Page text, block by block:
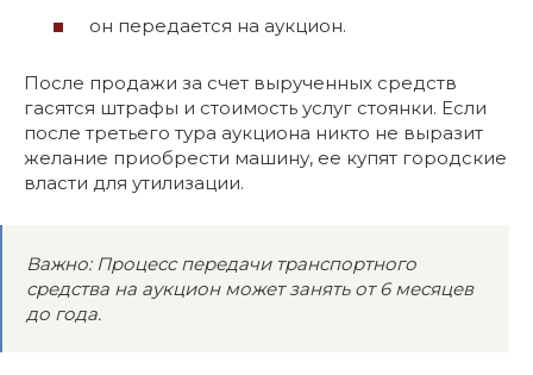
он передается на аукцион.
После продажи за счет вырученных средств
гасятся штрафы и стоимость услуг стоянки. Если
после третьего тура аукциона никто не выразит
желание приобрести машину, ее купят городские
власти для утилизации.
Важно: Процесс передачи транспортного
средства на аукцион может занять от 6 месяцев
до года.